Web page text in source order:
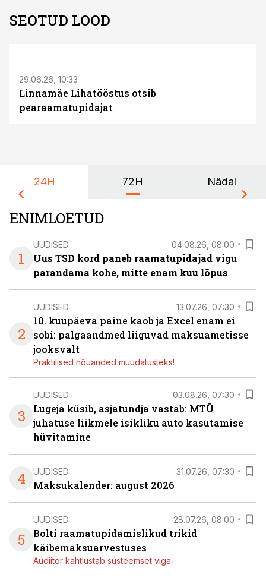
SEOTUD LOOD
29.06.26, 10:33
Linnamäe Lihatööstus otsib
pearaamatupidajat
24H 72H Nädal
ENIMLOETUD
1
UUDISED 04.08.26, 08:00
Uus TSD kord paneb raamatupidajad vigu
parandama kohe, mitte enam kuu lõpus
2
UUDISED 13.07.26, 07:30
10. kuupäeva paine kaob ja Excel enam ei
sobi: palgaandmed liiguvad maksuametisse
jooksvalt
Praktilised nõuanded muudatusteks!
3
UUDISED 03.08.26, 07:30
Lugeja küsib, asjatundja vastab: MTÜ
juhatuse liikmele isikliku auto kasutamise
hüvitamine
4 UUDISED 31.07.26, 07:30
Maksukalender: august 2026
5
UUDISED 28.07.26, 08:00
Bolti raamatupidamislikud trikid
käibemaksuarvestuses
Audiitor kahtlustab süsteemset viga